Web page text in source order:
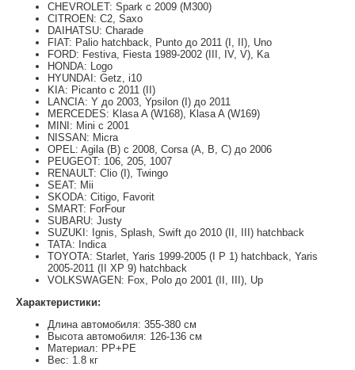
CHEVROLET: Spark с 2009 (M300)
CITROEN: C2, Saxo
DAIHATSU: Charade
FIAT: Palio hatchback, Punto до 2011 (I, II), Uno
FORD: Festiva, Fiesta 1989-2002 (III, IV, V), Ka
HONDA: Logo
HYUNDAI: Getz, i10
KIA: Picanto с 2011 (II)
LANCIA: Y до 2003, Ypsilon (I) до 2011
MERCEDES: Klasa A (W168), Klasa A (W169)
MINI: Mini с 2001
NISSAN: Micra
OPEL: Agila (B) с 2008, Corsa (A, B, C) до 2006
PEUGEOT: 106, 205, 1007
RENAULT: Clio (I), Twingo
SEAT: Mii
SKODA: Citigo, Favorit
SMART: ForFour
SUBARU: Justy
SUZUKI: Ignis, Splash, Swift до 2010 (II, III) hatchback
TATA: Indica
TOYOTA: Starlet, Yaris 1999-2005 (I P 1) hatchback, Yaris
2005-2011 (II XP 9) hatchback
VOLKSWAGEN: Fox, Polo до 2001 (II, III), Up
Характеристики:
Длина автомобиля: 355-380 см
Высота автомобиля: 126-136 см
Материал: РР+РЕ
Вес: 1.8 кг